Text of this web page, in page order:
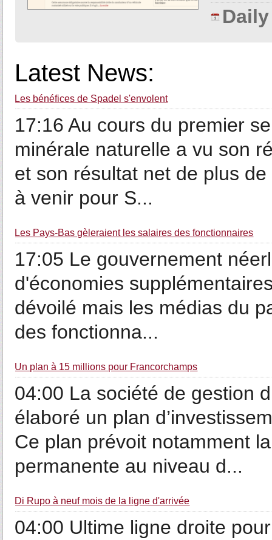
Latest News:
Les bénéfices de Spadel s'envolent
17:16 Au cours du premier
minérale naturelle a vu son
et son résultat net de plus
à venir pour S...
Les Pays-Bas gèleraient les salaires des fonctionnaires
17:05 Le gouvernement
d'économies
dévoilé mais les médias du
des fonctionna...
Un plan à 15 millions pour Francorchamps
04:00 La société de gestion
élaboré un plan
Ce plan prévoit notamment
permanente au niveau d...
Di Rupo à neuf mois de la ligne d'arrivée
04:00 Ultime ligne droite